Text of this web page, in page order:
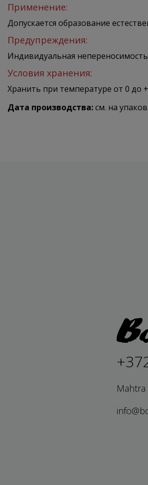
Применение:
Допускается образование
Предупреждения:
Индивидуальная
Условия хранения:
Хранить при температуре от 0 до
Дата производства:см. на
Mahtra